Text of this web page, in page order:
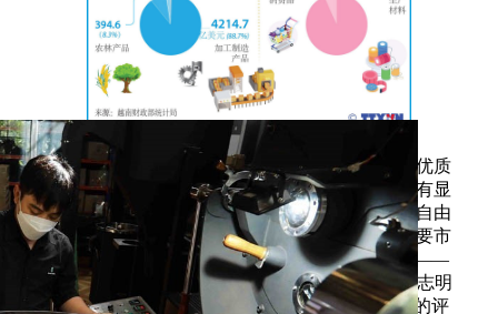
越南正成为全球供应链的新焦点，在生产能力、优质
人力资源、稳定的投资环境和加速一体化方面具有显
著优势。越南与合作伙伴签署的17项双边和多边自由
贸易协定，为连接美国、欧洲、日本和中东等主要市
场打开了大门。这是全球知名电子商务B2B公司——
全球资源网（Global Sources）在2025年11月于胡志明
市举行的“2025年全球采购展望”研讨会上所作出的评